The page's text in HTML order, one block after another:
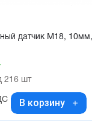
датчик М18,
216 шт
В корзину